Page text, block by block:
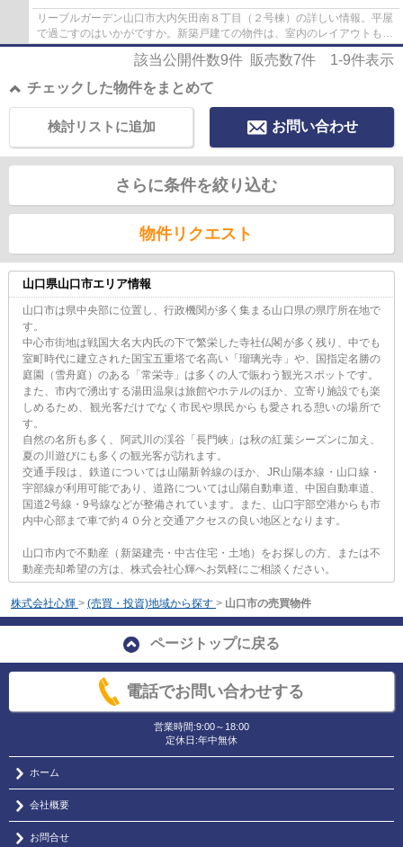
リーブルガーデン山口市大内矢田南８丁目（２号棟）の詳しい情報。平屋
で過ごすのはいかがですか。新築戸建ての物件は、室内のレイアウトも自
分好みに変更可能です。ベタ基礎による建...
該当公開件数9件 販売数7件 1-9件表示
チェックした物件をまとめて
お問い合わせ
検討リストに追加
さらに条件を絞り込む
物件リクエスト
山口県山口市エリア情報
山口市は県中央部に位置し、行政機関が多く集まる山口県の県庁所在地で
す。
中心市街地は戦国大名大内氏の下で繁栄した寺社仏閣が多く残り、中でも
室町時代に建立された国宝五重塔で名高い「瑠璃光寺」や、国指定名勝の
庭園（雪舟庭）のある「常栄寺」は多くの人で賑わう観光スポットです。
また、市内で湧出する湯田温泉は旅館やホテルのほか、立寄り施設でも楽
しめるため、観光客だけでなく市民や県民からも愛される憩いの場所で
す。
自然の名所も多く、阿武川の渓谷「長門峡」は秋の紅葉シーズンに加え、
夏の川遊びにも多くの観光客が訪れます。
交通手段は、鉄道については山陽新幹線のほか、JR山陽本線・山口線・
宇部線が利用可能であり、道路については山陽自動車道、中国自動車道、
国道2号線・9号線などが整備されています。また、山口宇部空港からも市
内中心部まで車で約４０分と交通アクセスの良い地区となります。
山口市内で不動産（新築建売・中古住宅・土地）をお探しの方、または不
動産売却希望の方は、株式会社心輝へお気軽にご相談ください。
株式会社心輝 > (売買・投資)地域から探す > 山口市の売買物件
ページトップに戻る
電話でお問い合わせする
営業時間:9:00～18:00
定休日:年中無休
ホーム
会社概要
お問合せ